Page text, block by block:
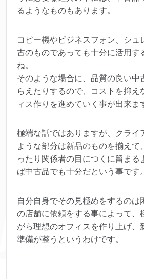
るようなものもあります。
コピー機やビジネスフォン、シュ
古のものであっても十分に活用す
ね。
そのような場合に、品質の良い中
らえたりするので、コストを抑え
ィス作りを進めていく事が出来ま
極端な話ではありますが、クライ
ような部分は新品のものを揃えて
ったり関係者の目につくに留まる
ば中古品でも十分だという事です。
自分自身でその見極めをするのは
の店舗に依頼をする事によって、
がら理想のオフィスを作り上げ、
準備が整うというわけです。